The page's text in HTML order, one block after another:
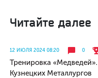
Читайте далее
12 ИЮЛЯ 2024 08:20 0
Тренировка
Кузнецких Металлургов